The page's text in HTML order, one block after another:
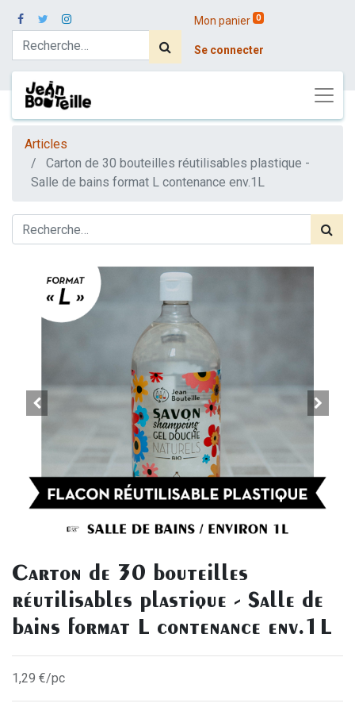
Mon panier 0
Se connecter
Articles
Carton de 30 bouteilles réutilisables plastique -
Salle de bains format L contenance env.1L
Carton de 30 bouteilles
réutilisables plastique - Salle de
bains format L contenance env.1L
1,29 €/pc